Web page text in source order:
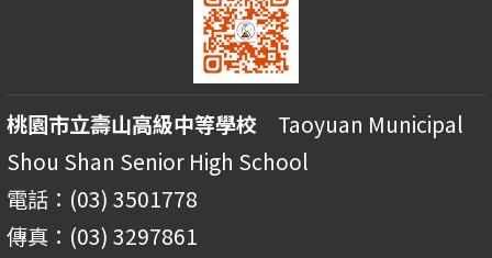
桃園市立壽山高級中等學校 Taoyuan Municipal
Shou Shan Senior High School
電話：(03) 3501778
傳真：(03) 3297861